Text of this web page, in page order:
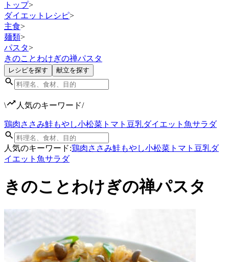
トップ>
ダイエットレシピ>
主食>
麺類>
パスタ>
きのことわけぎの禅パスタ
レシピを探す 献立を探す
\ 人気のキーワード/
鶏肉ささみ鮭 もやし小松菜 トマト 豆乳ダイエット 魚サラダ
人気のキーワード:鶏肉ささみ鮭 もやし小松菜 トマト 豆乳ダ
イエット 魚サラダ
きのことわけぎの禅パスタ